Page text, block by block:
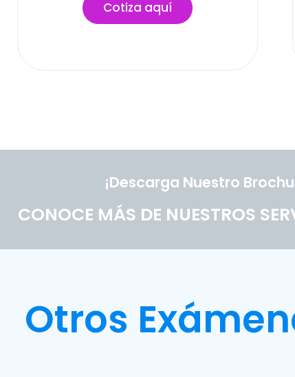
¡Descarga Nuestro
CONOCE MÁS DE NUESTROS
Otros